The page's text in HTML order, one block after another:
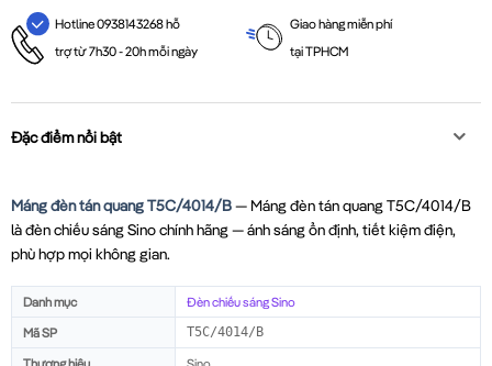
Hotline 0938143268 hỗ
trợ từ 7h30 - 20h mỗi ngày
Giao hàng miễn phí
tại TPHCM
Đặc điểm nổi bật
Máng đèn tán quang T5C/4014/B— Máng đèn tán quang T5C/4014/B
là đèn chiếu sáng Sino chính hãng — ánh sáng ổn định, tiết kiệm điện,
phù hợp mọi không gian.
Danh mục
Đèn chiếu sáng Sino
Mã SP
T5C/4014/B